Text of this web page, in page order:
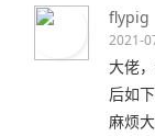
flypig
2021-
大佬
后如下
麻烦